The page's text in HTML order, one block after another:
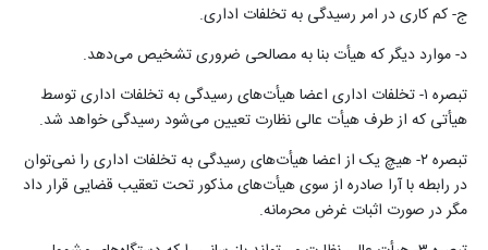
ج- کم کاری در امر رسیدگی به تخلفات اداری.
د- موارد دیگر که هیأت بنا به مصالحی ضروری تشخیص می‌دهد.
تبصره ۱- تخلفات اداری اعضا هیأت‌های رسیدگی به تخلفات اداری توسط
هیأتی که از طرف هیأت عالی نظارت تعیین می‌شود رسیدگی خواهد شد.
تبصره ۲- هیچ یک از اعضا هیأت‌های رسیدگی به تخلفات اداری را‌ نمی‌توان
در رابطه با آرا صادره از سوی هیأت‌های مذکور تحت تعقیب قضایی قرار داد
مگر در صورت اثبات غرض محرمانه.